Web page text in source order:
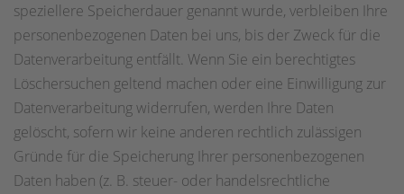
speziellere Speicherdauer genannt wurde, verbleiben Ihre
personenbezogenen Daten bei uns, bis der Zweck für die
Datenverarbeitung entfällt. Wenn Sie ein berechtigtes
Löschersuchen geltend machen oder eine Einwilligung zur
Datenverarbeitung widerrufen, werden Ihre Daten
gelöscht, sofern wir keine anderen rechtlich zulässigen
Gründe für die Speicherung Ihrer personenbezogenen
Daten haben (z. B. steuer- oder handelsrechtliche